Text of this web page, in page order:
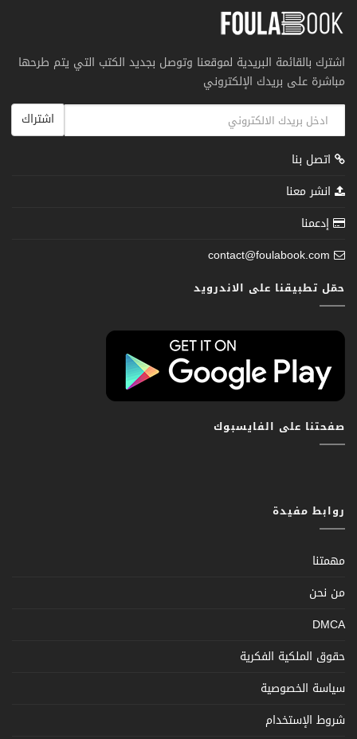
اشترك بالقائمة البريدية لموقعنا وتوصل بجديد الكتب التي يتم طرحها
مباشرة على بريدك الإلكتروني
اشتراك
اتصل بنا
انشر معنا
إدعمنا
contact@foulabook.com
حمّل تطبيقنا على الاندرويد
صفحتنا على الفايسبوك
روابط مفيدة
مهمتنا
من نحن
DMCA
حقوق الملكية الفكرية
سياسة الخصوصية
شروط الإستخدام